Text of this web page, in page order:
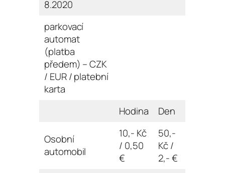
8.2020
parkovací
automat
(platba
předem) – CZK
/ EUR / platební
karta
Hodina
Den
Osobní
automobil
10,- Kč
/ 0,50
€
50,-
Kč /
2,- €